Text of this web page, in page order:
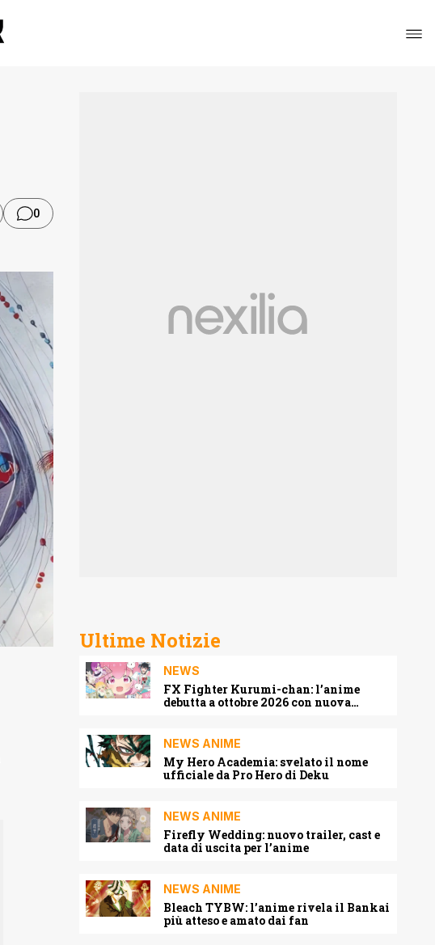
0
Ultime Notizie
NEWS
FX Fighter Kurumi-chan: l’anime
debutta a ottobre 2026 con nuova
NEWS ANIME
My Hero Academia: svelato il nome
ufficiale da Pro Hero di Deku
NEWS ANIME
Firefly Wedding: nuovo trailer, cast e
data di uscita per l’anime
NEWS ANIME
Bleach TYBW: l’anime rivela il Bankai
più atteso e amato dai fan